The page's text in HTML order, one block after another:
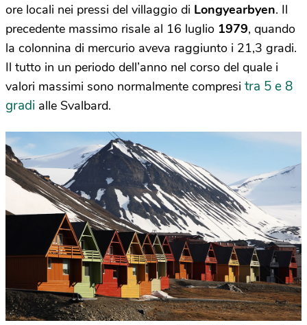
ore locali nei pressi del villaggio di Longyearbyen. Il
precedente massimo risale al 16 luglio 1979, quando
la colonnina di mercurio aveva raggiunto i 21,3 gradi.
Il tutto in un periodo dell’anno nel corso del quale i
valori massimi sono normalmente compresi tra 5 e 8
gradi alle Svalbard.